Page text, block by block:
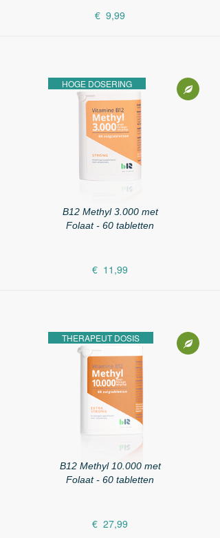
€ 9,99
B12 Methyl 3.000 met
Folaat - 60 tabletten
HOGE DOSERING
€ 11,99
B12 Methyl 10.000 met
Folaat - 60 tabletten
THERAPEUT DOSIS
€ 27,99